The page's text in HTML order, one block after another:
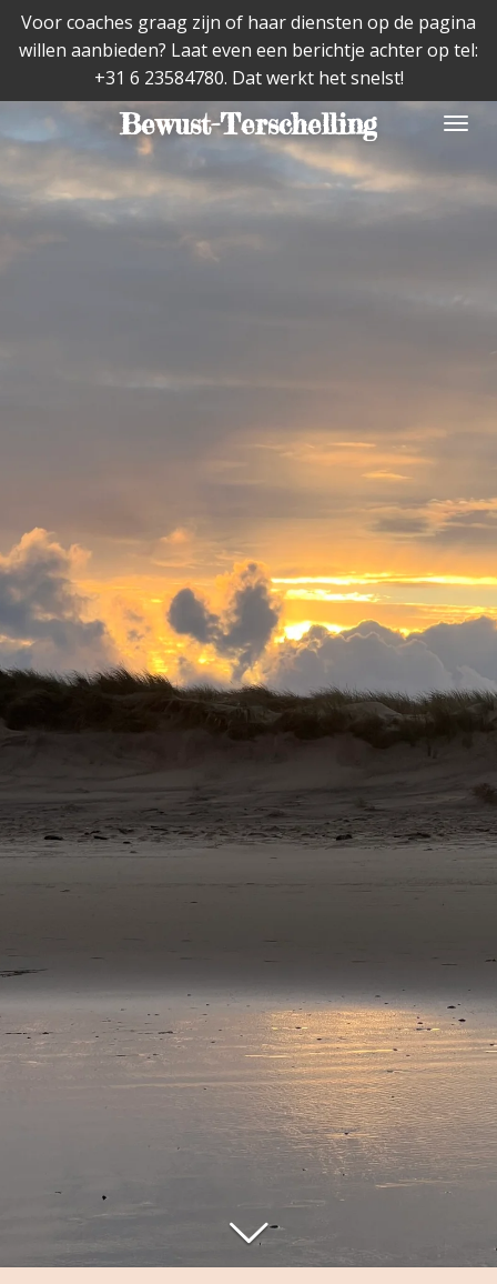
Ga
direct
de
hoofdinhoudBewust-Terschelling
Voor coaches graag zijn of haar diensten op de pagina
willen aanbieden? Laat even een berichtje achter op tel:
+31 6 23584780. Dat werkt het snelst!